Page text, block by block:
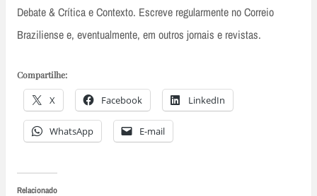
Debate & Crítica e Contexto. Escreve regularmente no Correio
Braziliense e, eventualmente, em outros jornais e revistas.
Compartilhe:
X Facebook LinkedIn
WhatsApp E-mail
Relacionado